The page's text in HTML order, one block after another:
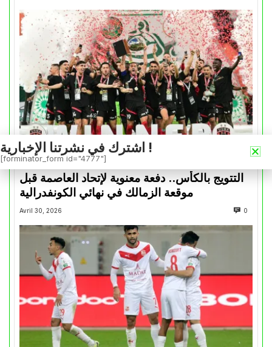
كأس الكونفدرالية
التتويج بالكأس.. دفعة معنوية لإتحاد العاصمة قبل
موقعة الزمالك في نهائي الكونفدرالية
Avril 30, 2026 0
اشترك في نشرتنا الإخبارية !
[forminator_form id="4777"]